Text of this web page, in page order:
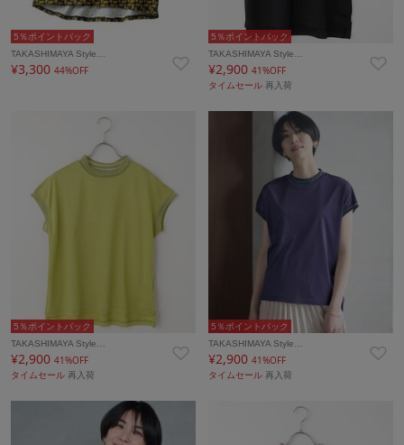
5％ポイントバック
TAKASHIMAYA Style…
¥3,300 44%OFF
5％ポイントバック
TAKASHIMAYA Style…
¥2,90041%OFF
タイムセール再入荷
5％ポイントバック
TAKASHIMAYA Style…
¥2,900 41%OFF
タイムセール 再入荷
5％ポイントバック
TAKASHIMAYA Style…
¥2,90041%OFF
タイムセール再入荷